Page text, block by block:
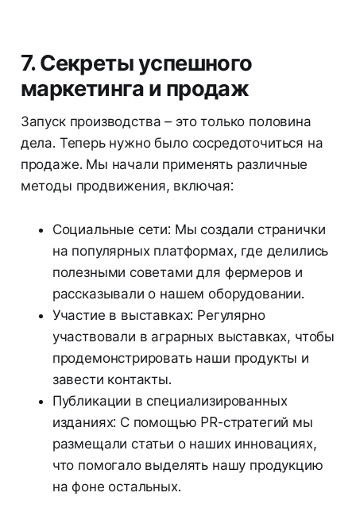
7. Секреты успешного
маркетинга и продаж
Запуск производства – это только половина
дела. Теперь нужно было сосредоточиться на
продаже. Мы начали применять различные
методы продвижения, включая:
Социальные сети: Мы создали странички
на популярных платформах, где делились
полезными советами для фермеров и
рассказывали о нашем оборудовании.
Участие в выставках: Регулярно
участвовали в аграрных выставках, чтобы
продемонстрировать наши продукты и
завести контакты.
Публикации в специализированных
изданиях: С помощью PR-стратегий мы
размещали статьи о наших инновациях,
что помогало выделять нашу продукцию
на фоне остальных.